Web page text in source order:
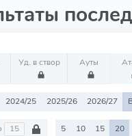
Уд. в створ Ауты
2024/25 2025/26 2026/27
5 10 15 20